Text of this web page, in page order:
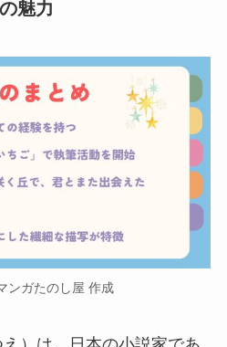
魅力
ンガたのし屋 作成